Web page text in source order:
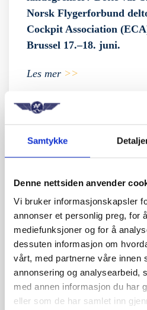
Samtykke
Denne nettsiden anvender
Vi bruker informasjonskapsler
annonser et personlig preg, for
mediefunksjoner og for å
dessuten informasjon om
vårt, med partnerne våre innen
annonsering og analysearbeid,
med annen informasjon du har
eller som de har samlet inn
Norsk Flygerforbund
Cockpit Association
Brussel 17.–18. juni.
Les mer >>
19. mai 2026
GPS-jamming og
omfang og påvirker
tidligere. Forstyrrelsene
større områder og rammer
direkte konsekvenser for
arbeidsbelastning og
Les mer >>